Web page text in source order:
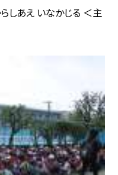
しあえ いなかじる ＜主